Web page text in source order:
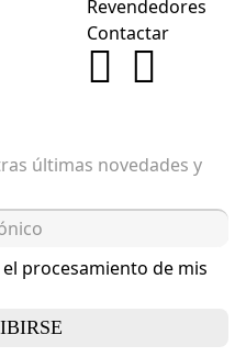
Revendedores
Contactar
últimas novedades y
procesamiento de mis